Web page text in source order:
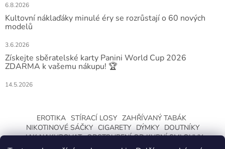
6.8.2026
Kultovní náklaďáky minulé éry se rozrůstají o 60 nových
modelů
3.6.2026
Získejte sběratelské karty Panini World Cup 2026
ZDARMA k vašemu nákupu! 🏆
14.5.2026
EROTIKA STÍRACÍ LOSY ZAHŘÍVANÝ TABÁK
NIKOTINOVÉ SÁČKY CIGARETY DÝMKY
DOUTNÍKY
JAK NAKUPOVAT ODSTOUPENÍ OD KUPNÍ SMLOUVY